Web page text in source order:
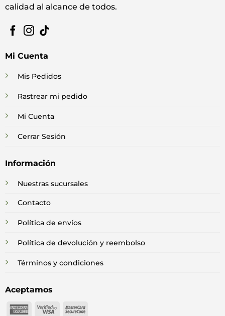
en
página
de
calidad al alcance de todos.
Mi Cuenta
Mis Pedidos
Rastrear mi pedido
Mi Cuenta
Cerrar Sesión
Información
Nuestras sucursales
Contacto
Política de envíos
Política de devolución y reembolso
Términos y condiciones
Aceptamos
American
Visa MasterCard